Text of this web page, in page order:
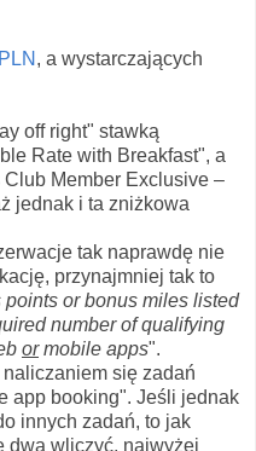
, a wystarczających
off right" stawką
Rate with Breakfast", a
Member Exclusive –
jednak i ta zniżkowa
tak naprawdę nie
przynajmniej tak to
points or bonus miles listed
number of qualifying
ormobile apps".
się zadań
app booking". Jeśli jednak
innych zadań, to jak
dwa wliczyć, najwyżej